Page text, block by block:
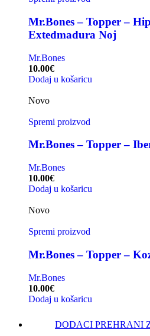
Mr.Bones – Topper –
Extedmadura Noj
Mr.Bones
10.00€
Dodaj u košaricu
Novo
Spremi proizvod
Mr.Bones – Topper –
Mr.Bones
10.00€
Dodaj u košaricu
Novo
Spremi proizvod
Mr.Bones – Topper –
Mr.Bones
10.00€
Dodaj u košaricu
DODACI PREHRANI